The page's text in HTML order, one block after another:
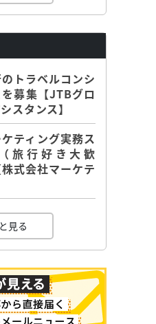
トラベルコンシ
募集【JTBグロ
スタンス】
ティング実務ス
旅行好き大歓
式会社マーケテ
見る